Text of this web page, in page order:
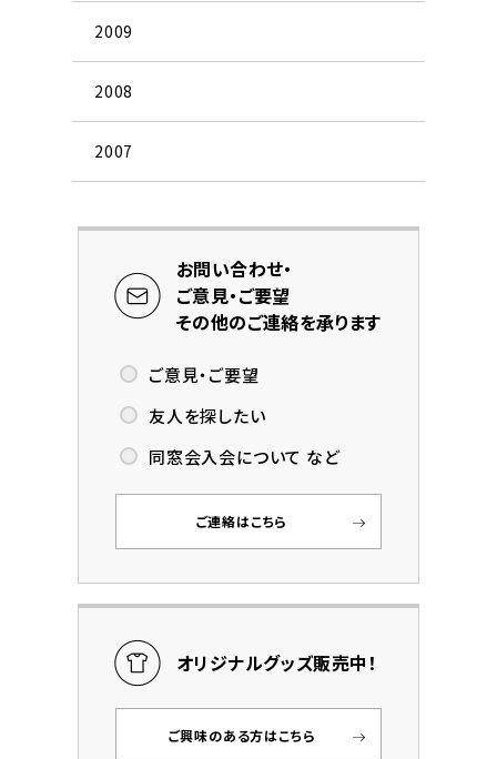
2009
2008
2007
お問い合わせ・
ご意見・ご要望
その他のご連絡を承ります
ご意見・ご要望
友人を探したい
同窓会入会について など
ご連絡はこちら
オリジナルグッズ販売中！
ご興味のある方はこちら